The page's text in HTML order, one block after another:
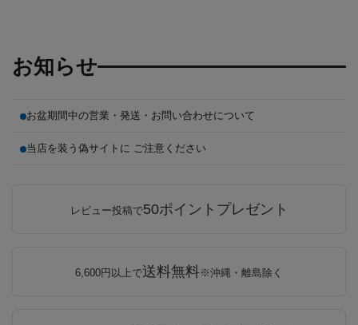
お知らせ
お盆期間中の営業・発送・お問い合わせについて
当店を装う偽サイトに ご注意ください
レビュー投稿で50ポイントプレゼント
6,600円以上で送料無料※沖縄・離島除く